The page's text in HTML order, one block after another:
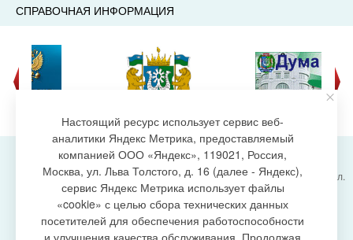
СПРАВОЧНАЯ ИНФОРМАЦИЯ
создание сайта
Администрация городского поселения Излучинск, ул.
Энергетиков, 6, пгт. Излучинск, Нижневартовский
район,
Ханты-Мансийский автономный округ-Югра
(Тюменская область), 628634
Настоящий ресурс использует сервис веб-
аналитики Яндекс Метрика, предоставляемый
компанией ООО «Яндекс», 119021, Россия,
Москва, ул. Льва Толстого, д. 16 (далее - Яндекс),
сервис Яндекс Метрика использует файлы
«cookie» с целью сбора технических данных
посетителей для обеспечения работоспособности
и улучшения качества обслуживания. Продолжая